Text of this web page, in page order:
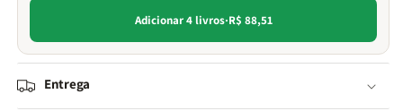
Adicionar 4 livros·R$ 88,51
Entrega